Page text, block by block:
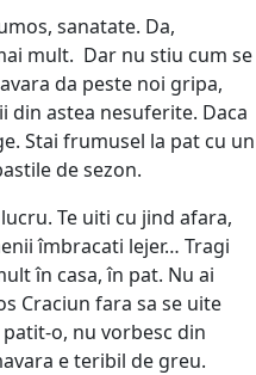
sanatate. Da,
mult. Dar nu stiu cum se
da peste noi gripa,
din astea nesuferite. Daca
Stai frumusel la pat cu un
de sezon.
Te uiti cu jind afara,
îmbracati lejer… Tragi
în casa, în pat. Nu ai
Craciun fara sa se uite
o, nu vorbesc din
e teribil de greu.